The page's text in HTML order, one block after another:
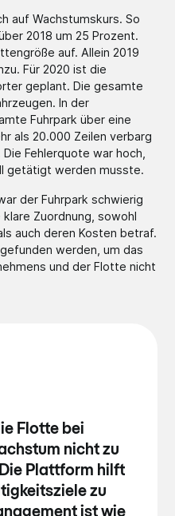
auf Wachstumskurs. So
2018 um 25 Prozent.
auf. Allein 2019
Für 2020 ist die
geplant. Die gesamte
In der
Fuhrpark über eine
als 20.000 Zeilen verbarg
Fehlerquote war hoch,
getätigt werden musste.
der Fuhrpark schwierig
Zuordnung, sowohl
auch deren Kosten betraf.
werden, um das
und der Flotte nicht
Flotte bei
nicht zu
Plattform hilft
zu
ist wie